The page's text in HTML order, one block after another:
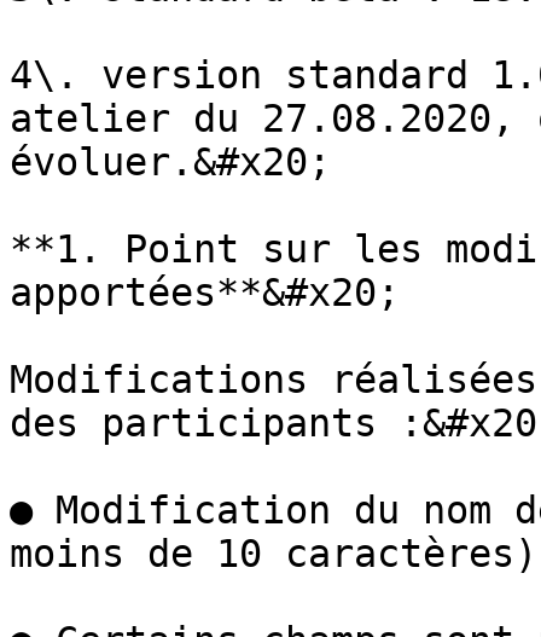
4\. version standard
atelier du 27.08.2020,
évoluer.&#x20;
**1. Point sur les
apportées**&#x20;
Modifications réalisées
des participants
● Modification du nom
moins de 10